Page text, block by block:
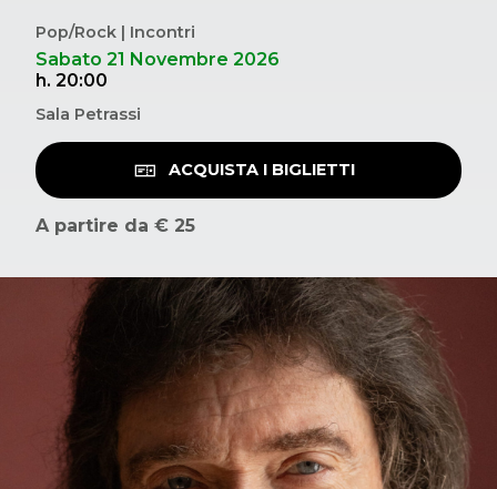
Pop/Rock | Incontri
Sabato 21 Novembre 2026
h. 20:00
Sala Petrassi
ACQUISTA I BIGLIETTI
A partire da € 25